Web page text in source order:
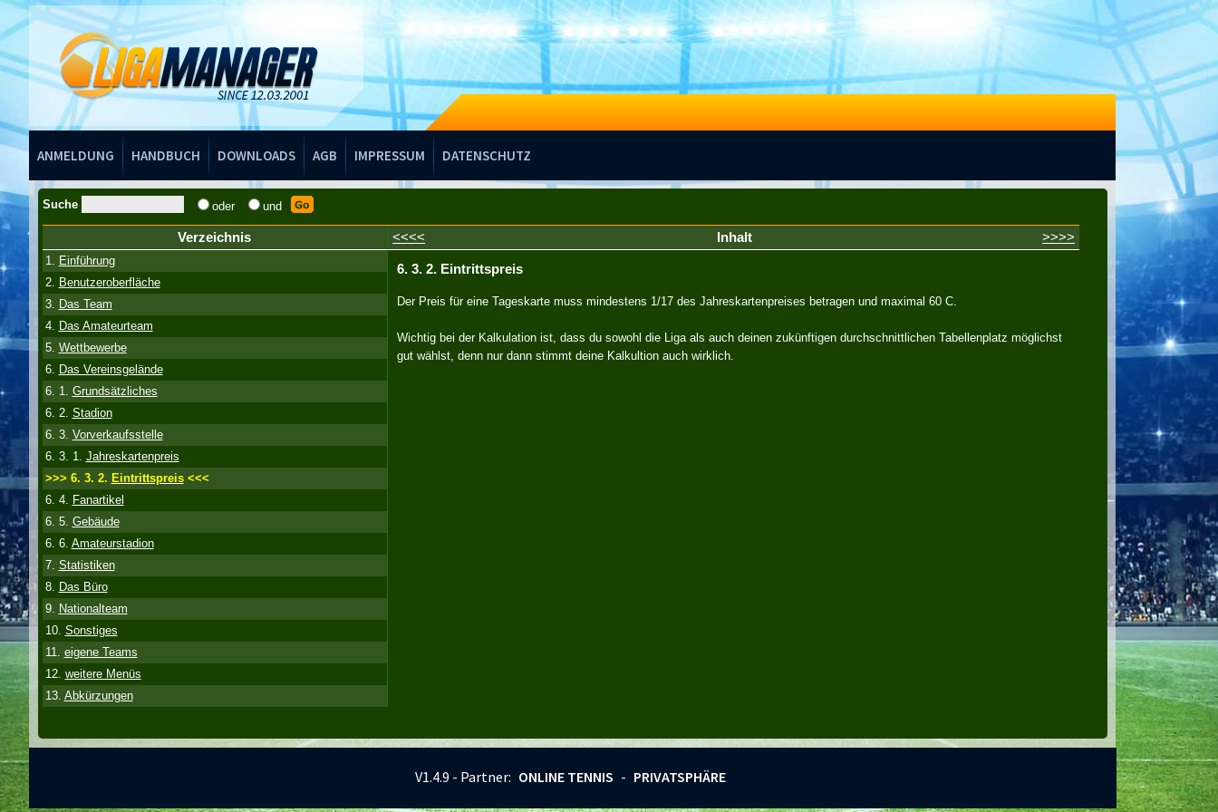
ANMELDUNG HANDBUCH DOWNLOADS AGB IMPRESSUM DATENSCHUTZ
Handbuch
Suche oder und
Verzeichnis
1. Einführung
2. Benutzeroberfläche
3. Das Team
4. Das Amateurteam
5. Wettbewerbe
6. Das Vereinsgelände
6. 1. Grundsätzliches
6. 2. Stadion
6. 3. Vorverkaufsstelle
6. 3. 1. Jahreskartenpreis
>>> 6. 3. 2. Eintrittspreis<<<
6. 4. Fanartikel
6. 5. Gebäude
6. 6. Amateurstadion
7. Statistiken
8. Das Büro
9. Nationalteam
10. Sonstiges
11. eigene Teams
12. weitere Menüs
13. Abkürzungen
<<<< Inhalt >>>>
6. 3. 2. Eintrittspreis
Der Preis für eine Tageskarte muss mindestens 1/17 des Jahreskartenpreises betragen und maximal 60 C.
Wichtig bei der Kalkulation ist, dass du sowohl die Liga als auch deinen zukünftigen durchschnittlichen Tabellenplatz möglichst
gut wählst, denn nur dann stimmt deine Kalkultion auch wirklich.
V1.4.9 - Partner: ONLINE TENNIS - PRIVATSPHÄRE